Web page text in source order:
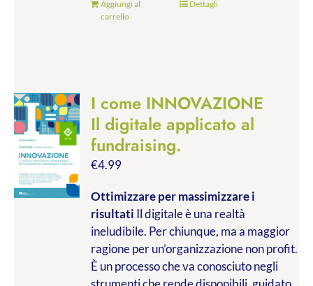
Aggiungi al
carrello
Dettagli
I come INNOVAZIONE
Il digitale applicato al
fundraising.
€4.99
Ottimizzare per massimizzare i
risultati Il digitale è una realtà
ineludibile. Per chiunque, ma a maggior
ragione per un’organizzazione non profit.
È un processo che va conosciuto negli